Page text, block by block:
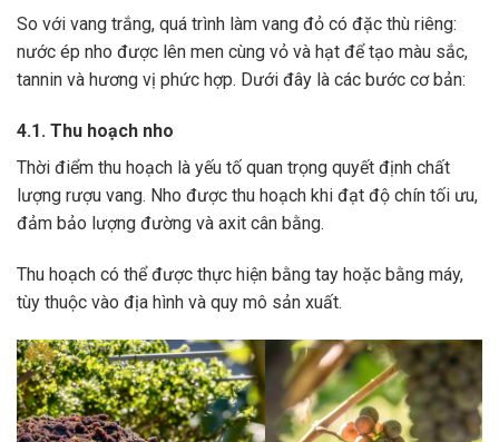
So với vang trắng, quá trình làm vang đỏ có đặc thù riêng:
nước ép nho được lên men cùng vỏ và hạt để tạo màu sắc,
tannin và hương vị phức hợp. Dưới đây là các bước cơ bản:
4.1. Thu hoạch nho
Thời điểm thu hoạch là yếu tố quan trọng quyết định chất
lượng rượu vang. Nho được thu hoạch khi đạt độ chín tối ưu,
đảm bảo lượng đường và axit cân bằng.
Thu hoạch có thể được thực hiện bằng tay hoặc bằng máy,
tùy thuộc vào địa hình và quy mô sản xuất.